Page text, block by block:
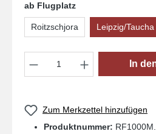
ab Flugplatz
Roitzschjora Leipzig/Taucha
Produkt Anzahl: Gib
In
Zum Merkzettel hinzufügen
Produktnummer: